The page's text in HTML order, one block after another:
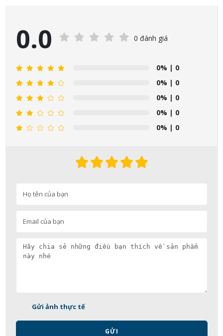
0.0 0 đánh giá
0% | 0
0% | 0
0% | 0
0% | 0
0% | 0
Gửi ảnh thực tế
GỬI